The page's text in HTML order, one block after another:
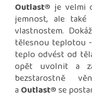
Outlast® je velmi
jemnost, ale také
vlastnostem.
tělesnou teplotou
teplo odvést od
opět uvolnit a
bezstarostně
aOutlast®se